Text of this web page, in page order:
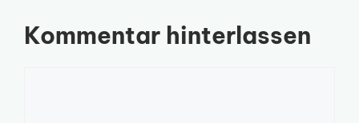
Kommentar hinterlassen